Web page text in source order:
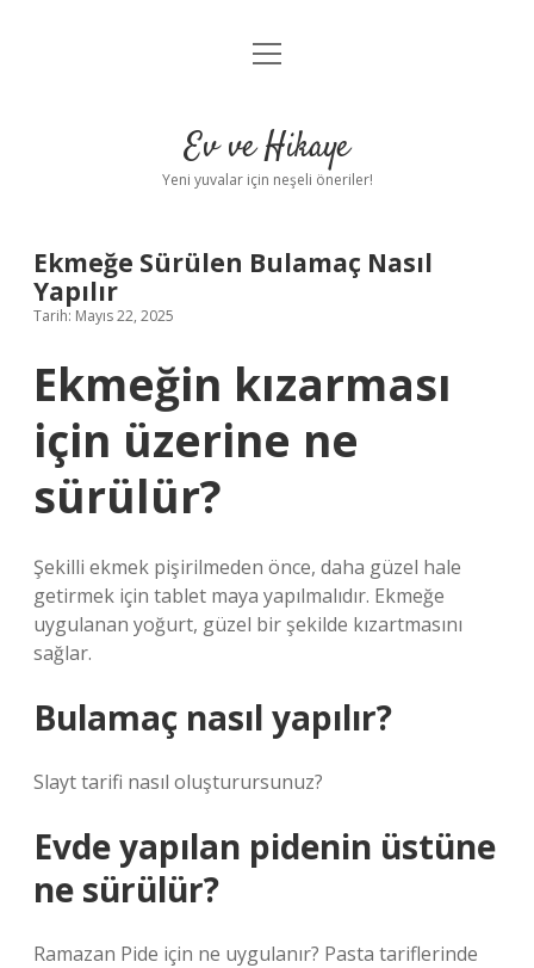
Anasayfa
Yasal Uyarı
menüyü
Ev ve Hikaye
Yeni yuvalar için neşeli öneriler!
Ekmeğe Sürülen Bulamaç Nasıl
Yapılır
Tarih: Mayıs 22, 2025
Ekmeğin kızarması
için üzerine ne
sürülür?
Şekilli ekmek pişirilmeden önce, daha güzel hale
getirmek için tablet maya yapılmalıdır. Ekmeğe
uygulanan yoğurt, güzel bir şekilde kızartmasını
sağlar.
Bulamaç nasıl yapılır?
Slayt tarifi nasıl oluşturursunuz?
Evde yapılan pidenin üstüne
ne sürülür?
Ramazan Pide için ne uygulanır? Pasta tariflerinde